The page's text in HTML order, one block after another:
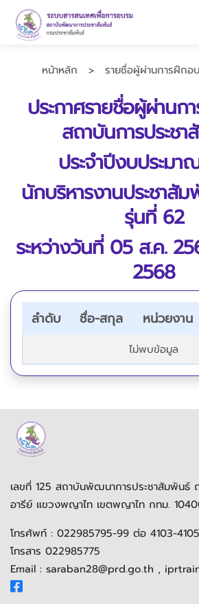
หน้าหลัก > รายชื่อผู้ผ่านการฝึกอ
ประกาศรายชื่อผู้ผ่านก
สถาบันการประช
ประจำปีงบประม
นักบริหารงานประชาสั
รุ่นที่ 62
ระหว่างวันที่ 05 ส.ค.
2568
ลำดับ ชื่อ-สกุล หน่วยงาน
ไม่พบข้อมูล
เลขที่ 125 สถาบันพัฒนาการประชาสัมพันธ์
อารีย์ แขวงพญาไท เขตพญาไท กทม.
โทรศัพท์ : 022985795-99 ต่อ 4103-
โทรสาร 022985775
Email : saraban28@prd.go.th ,